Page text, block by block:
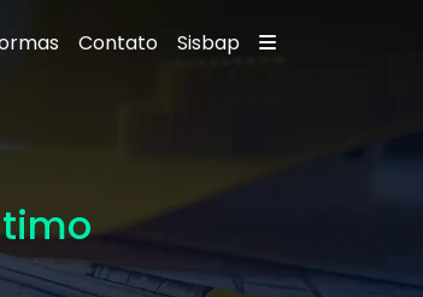
Contato Sisbap